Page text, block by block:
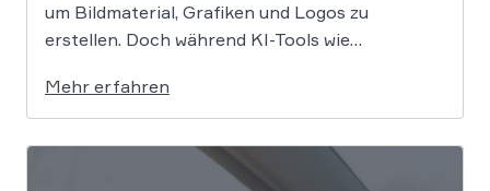
um Bildmaterial, Grafiken und Logos zu
erstellen. Doch während KI-Tools wie
Sekundenschnelle beeindruckende Ergebnisse
liefern, wirft der Einsatz von Algorithmen in der
Kreativbranche komplexe juristische Fragen
auf. Das Urheberrecht, das Markenrecht und
Mehr erfahren